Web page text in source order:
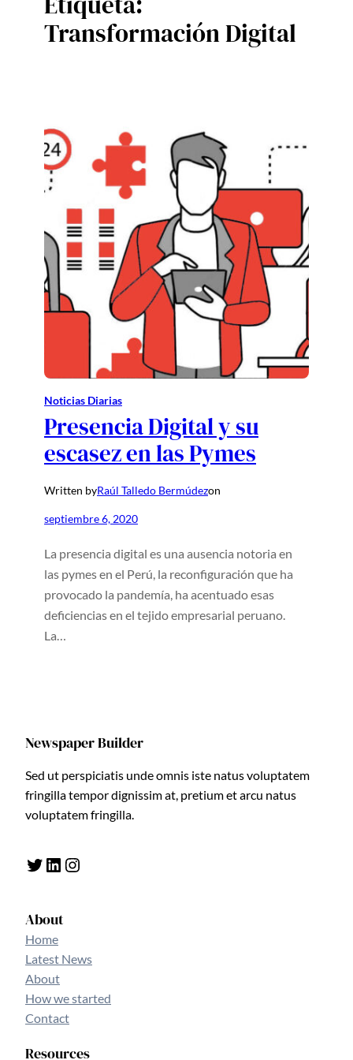
Transformación Digital
Noticias Diarias
Presencia Digital y su
escasez en las Pymes
Written byRaúl Talledo Bermúdezon
septiembre 6, 2020
La presencia digital es una ausencia notoria en
las pymes en el Perú, la reconfiguración que ha
provocado la pandemía, ha acentuado esas
deficiencias en el tejido empresarial peruano.
La…
Newspaper Builder
Sed ut perspiciatis unde omnis iste natus voluptatem
fringilla tempor dignissim at, pretium et arcu natus
voluptatem fringilla.
Twitter LinkedIn Instagram
About
Home
Latest News
About
How we started
Contact
Resources